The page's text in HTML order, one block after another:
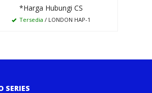
*Harga Hubungi CS
Tersedia / LONDON HAP-1
SERIES